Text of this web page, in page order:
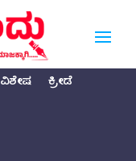
ವಿಶೇಷ ಕ್ರೀಡೆ